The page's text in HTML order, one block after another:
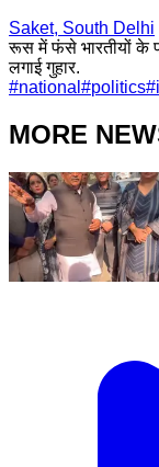
Saket, South Delhi
रूस में फंसे भारतीयों के
लगाई गुहार.
#national #politics#
MORE